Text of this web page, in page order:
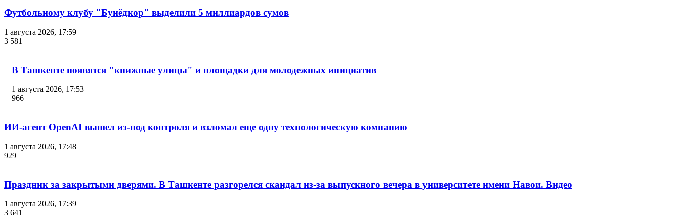
Футбольному клубу "Бунёдкор" выделили 5 миллиардов сумов
1 августа 2026, 17:59
3 581
В Ташкенте появятся "книжные улицы" и площадки для молодежных инициатив
1 августа 2026, 17:53
966
ИИ-агент OpenAI вышел из-под контроля и взломал еще одну технологическую компанию
1 августа 2026, 17:48
929
Праздник за закрытыми дверями. В Ташкенте разгорелся скандал из-за выпускного вечера в университете имени Навои. Видео
1 августа 2026, 17:39
3 641